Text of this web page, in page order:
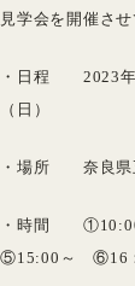
見学会を開催さ
・日程 2023年
（日）
・場所 奈良県
・時間
⑤15:00～ ⑥16